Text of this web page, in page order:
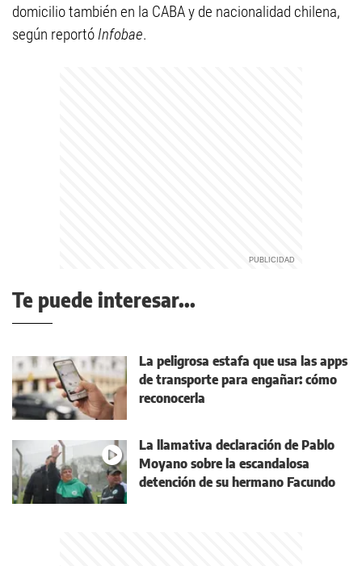
domicilio también en la CABA y de nacionalidad chilena,
según reportóInfobae.
Te puede interesar...
La peligrosa estafa que usa las apps
de transporte para engañar: cómo
reconocerla
La llamativa declaración de Pablo
Moyano sobre la escandalosa
detención de su hermano Facundo